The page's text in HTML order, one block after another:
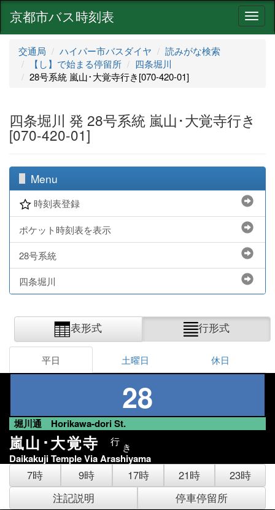
ナ
ビ
京都市バス時刻表
交通局 ハイパー市バスダイヤ
読みがな検索
【し】で始まる停留所
四条堀川
28号系統 嵐山･大覚寺行き[070-420-01]
四条堀川 発 28号系統 嵐山･大覚寺行き
[070-420-01]
Menu
時刻表登録
ポケット時刻表を表示
28号系統
四条堀川
表形式 行形式
平日 土曜日 休日
28
堀川通 Horikawa-dori St.
嵐山･大覚寺 行 き
Daikakuji Temple Via Arashiyama
7時 9時 17時 21時
23時
注記説明
停車停留所